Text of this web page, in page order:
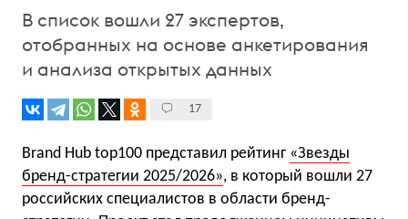
В список вошли 27 экспертов,
отобранных на основе анкетирования
и анализа открытых данных
17
Brand Hub top100 представил рейтинг «Звезды
бренд-стратегии 2025/2026», в который вошли 27
российских специалистов в области бренд-